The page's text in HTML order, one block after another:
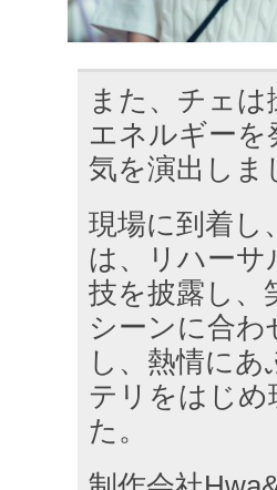
また、チェ
エネルギー
気を演出しま
現場に到着し
は、リハーサ
技を披露し、
シーンに合
し、熱情に
テリをはじめ
た。